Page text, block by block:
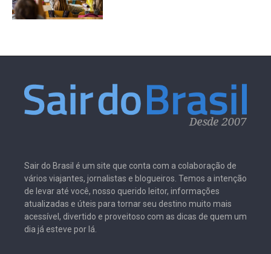
Sair do Brasil é um site que conta com a colaboração de
vários viajantes, jornalistas e blogueiros. Temos a intenção
de levar até você, nosso querido leitor, informações
atualizadas e úteis para tornar seu destino muito mais
acessível, divertido e proveitoso com as dicas de quem um
dia já esteve por lá.